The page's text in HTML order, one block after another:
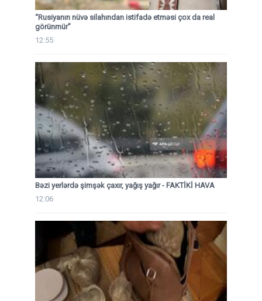
“Rusiyanın nüvə silahından istifadə etməsi çox da real
görünmür”
12:55
Bəzi yerlərdə şimşək çaxır, yağış yağır - FAKTİKİ HAVA
12:06